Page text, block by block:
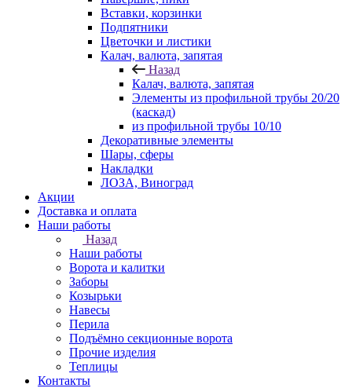
Вставки, корзинки
Подпятники
Цветочки и листики
Калач, валюта, запятая
Назад
Калач, валюта, запятая
Элементы из профильной трубы 20/20
(каскад)
из профильной трубы 10/10
Декоративные элементы
Шары, сферы
Накладки
ЛОЗА, Виноград
Акции
Доставка и оплата
Наши работы
Назад
Наши работы
Ворота и калитки
Заборы
Козырьки
Навесы
Перила
Подъёмно секционные ворота
Прочие изделия
Теплицы
Контакты